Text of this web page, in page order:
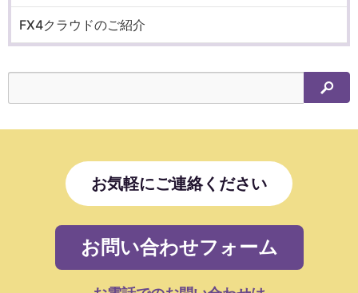
FX4クラウドのご紹介
検索
お気軽にご連絡ください
お問い合わせフォーム